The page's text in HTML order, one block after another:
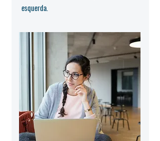
esquerda.